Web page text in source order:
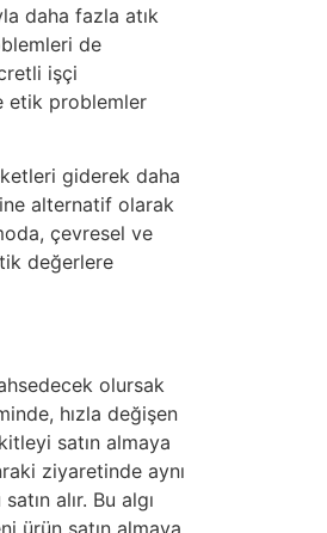
daha fazla atık
de
işçi
etik problemler
giderek daha
alternatif olarak
çevresel ve
değerlere
olursak
hızla değişen
satın almaya
ziyaretinde aynı
alır. Bu algı
ürün satın almaya